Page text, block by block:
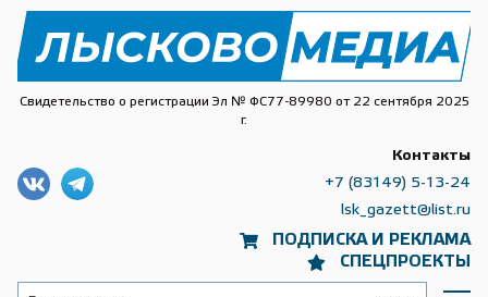
Свидетельство о регистрации Эл № ФС77-89980 от 22 сентября 2025
г.
ПОДПИСКА И РЕКЛАМА
СПЕЦПРОЕКТЫ
Контакты
+7 (83149) 5-13-24
lsk_gazett@list.ru